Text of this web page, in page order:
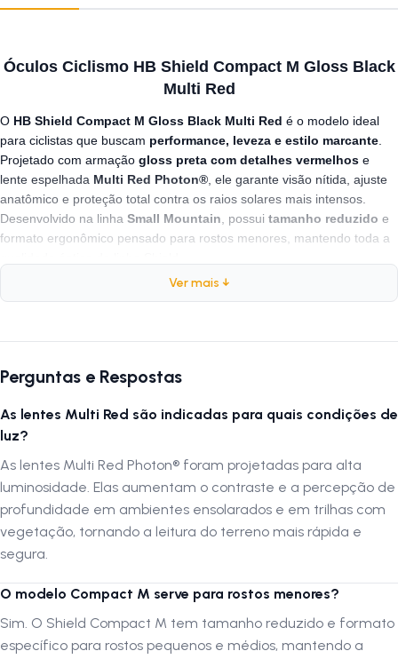
Óculos Ciclismo HB Shield Compact M Gloss Black
Multi Red
O HB Shield Compact M Gloss Black Multi Red é o modelo ideal
para ciclistas que buscam performance, leveza e estilo marcante
Projetado com armação gloss preta com detalhes vermelhos e
lente espelhada Multi Red Photon® , ele garante visão nítida, ajuste
anatômico e proteção total contra os raios solares mais intensos.
Desenvolvido na linha Small Mountain , possui tamanho reduzido e
formato ergonômico pensado para rostos menores, mantendo toda a
Modelo:Shield Compact M Gloss Black Multi Red
Cor da lente:Multi Red (Espelhada)
Material da lente:
Material da armação: Polytech® — leve, flexível e resistente
Base da lente: Curvatura 7 — campo de visão otimizado
Proteção:100% contra raios UV-A, UV-B, UV-C e luz azul danosa
Tamanho:Compacto — ideal para rostos menores
Dimensões:
Estilo:Esportivo | Small Mountain | Performance
Ver mais ↓
Perguntas e Respostas
As lentes Multi Red são indicadas para quais condições de
luz?
As lentes Multi Red Photon® foram projetadas para alta
luminosidade. Elas aumentam o contraste e a percepção de
profundidade em ambientes ensolarados e em trilhas com
vegetação, tornando a leitura do terreno mais rápida e
segura.
O modelo Compact M serve para rostos menores?
Sim. O Shield Compact M tem tamanho reduzido e formato
específico para rostos pequenos e médios, mantendo a